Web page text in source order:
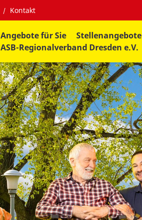
Kontakt
Angebote für Sie Stellenangebote
ASB-Regionalverband Dresden e.V.